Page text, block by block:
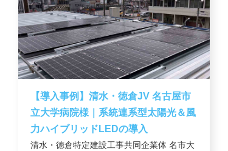
【導入事例】清水・徳倉JV 名古屋市
立大学病院様｜系統連系型太陽光＆風
力ハイブリッドLEDの導入
清水・徳倉特定建設工事共同企業体 名市大